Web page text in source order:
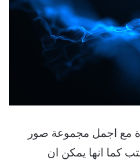
مع اجمل مجموعة صور
كما انها يمكن ان